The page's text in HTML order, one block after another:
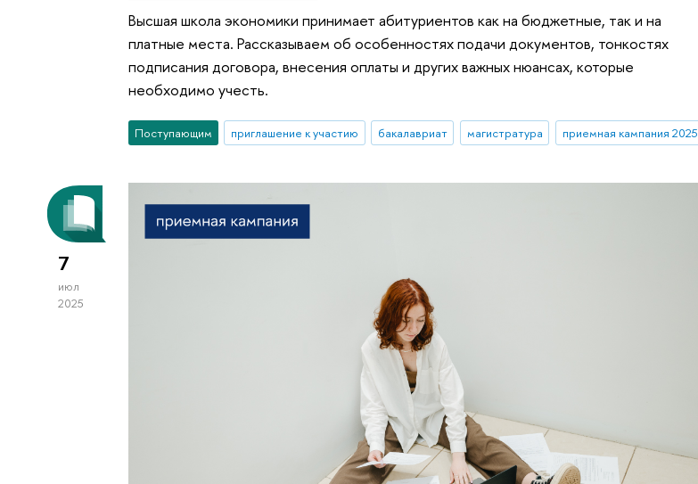
Высшая школа экономики принимает абитуриентов как на бюджетные, так и на
платные места. Рассказываем об особенностях подачи документов, тонкостях
подписания договора, внесения оплаты и других важных нюансах, которые
необходимо учесть.
Поступающим приглашение к участию бакалавриат магистратура приемная кампания 2025
7
июл
2025